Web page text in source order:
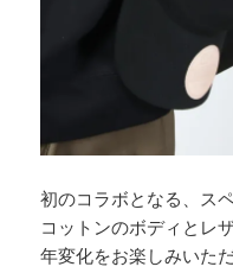
初のコラボとなる、ス
コットンのボディとレ
年変化をお楽しみいただ